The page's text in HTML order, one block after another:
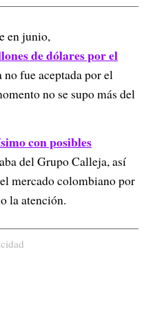
en junio,
de dólares por el
no fue aceptada por el
no se supo más del
con posibles
del Grupo Calleja, así
mercado colombiano por
la atención.